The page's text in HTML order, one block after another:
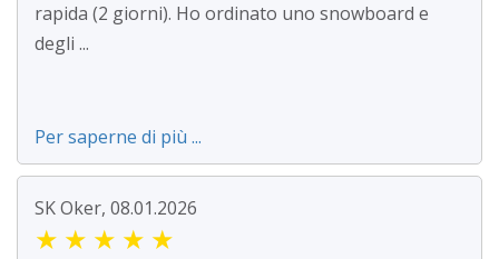
rapida (2 giorni). Ho ordinato uno snowboard e
degli ...
Per saperne di più ...
SK Oker, 08.01.2026
★ ★ ★ ★ ★